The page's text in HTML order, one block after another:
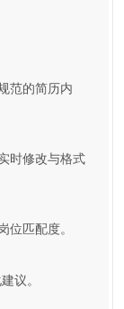
范的简历内
时修改与格式
位匹配度。
议。